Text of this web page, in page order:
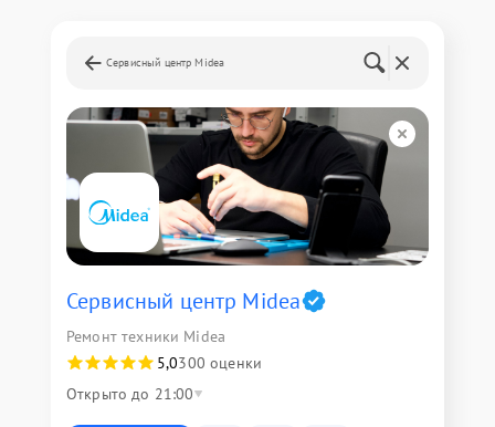
Сервисный центр Midea
Сервисный центр Midea
Ремонт техники Midea
5,0300 оценки
Открыто до 21:00